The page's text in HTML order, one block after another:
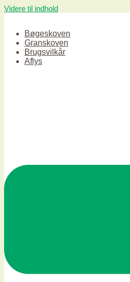
Videre til indhold
Bøgeskoven
Granskoven
Brugsvilkår
Aflys